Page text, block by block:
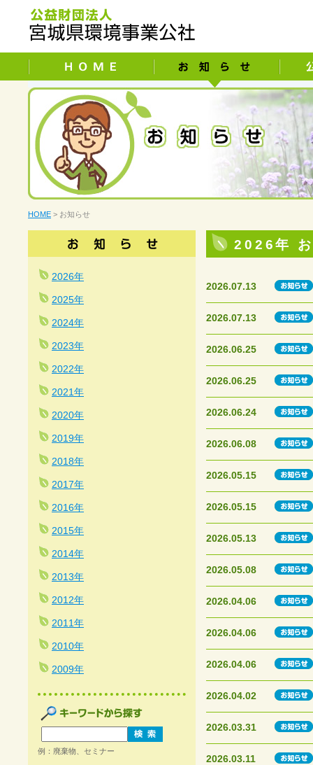
HOME > お知らせ
2026年
2026.07.13
2026.07.13
2026.06.25
2026.06.25
2026.06.24
2026.06.08
2026.05.15
2026.05.15
2026.05.13
2026.05.08
2026.04.06
2026.04.06
2026.04.06
2026.04.02
2026.03.31
2026.03.11
2026年
2025年
2024年
2023年
2022年
2021年
2020年
2019年
2018年
2017年
2016年
2015年
2014年
2013年
2012年
2011年
2010年
2009年
例：廃棄物、セミナー